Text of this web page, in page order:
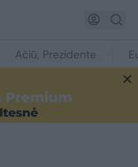
Ačiū, Prezidente